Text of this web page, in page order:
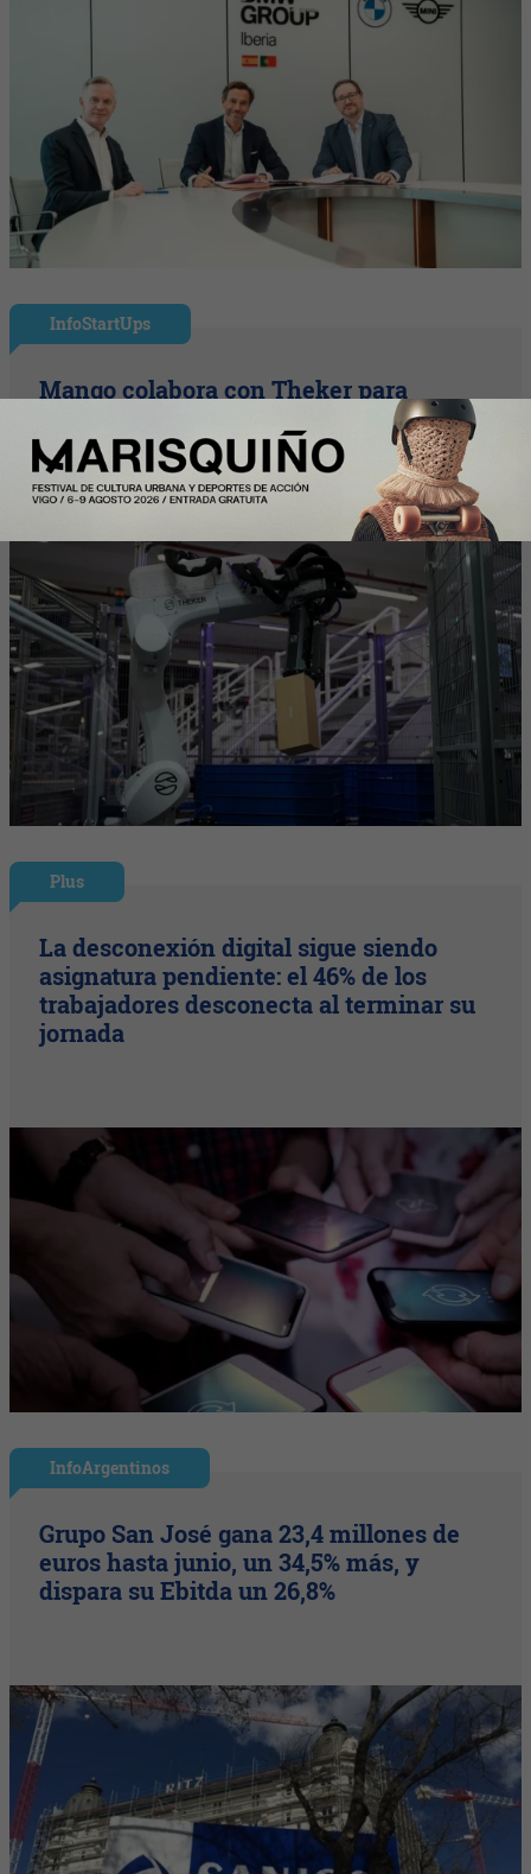
InfoStartUps
Mango colabora con Theker para
desarrollar proyectos de robotización en
su centro logístico
Plus
La desconexión digital sigue siendo
asignatura pendiente: el 46% de los
trabajadores desconecta al terminar su
jornada
InfoArgentinos
Grupo San José gana 23,4 millones de
euros hasta junio, un 34,5% más, y
dispara su Ebitda un 26,8%